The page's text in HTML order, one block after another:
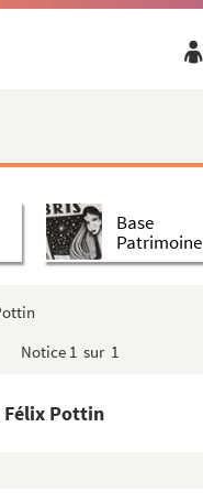
Base
Patrimoine
Notice 1 sur 1
Félix Pottin